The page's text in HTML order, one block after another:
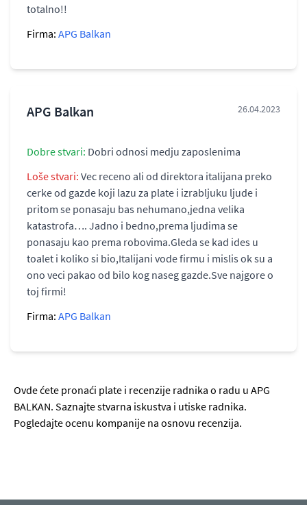
totalno!!
Firma: APG Balkan
APG Balkan 26.04.2023
Dobre stvari: Dobri odnosi medju zaposlenima
Loše stvari: Vec receno ali od direktora italijana preko
cerke od gazde koji lazu za plate i izrabljuku ljude i
pritom se ponasaju bas nehumano,jedna velika
katastrofa…. Jadno i bedno,prema ljudima se
ponasaju kao prema robovima.Gleda se kad ides u
toalet i koliko si bio,Italijani vode firmu i mislis ok su a
ono veci pakao od bilo kog naseg gazde.Sve najgore o
toj firmi!
Firma: APG Balkan
Ovde ćete pronaći plate i recenzije radnika o radu u APG
BALKAN. Saznajte stvarna iskustva i utiske radnika.
Pogledajte ocenu kompanije na osnovu recenzija.